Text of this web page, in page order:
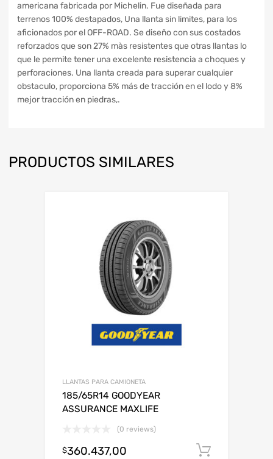
americana fabricada por Michelin. Fue diseñada para
terrenos 100% destapados, Una llanta sin limites, para los
aficionados por el OFF-ROAD. Se diseño con sus costados
reforzados que son 27% màs resistentes que otras llantas lo
que le permite tener una excelente resistencia a choques y
perforaciones. Una llanta creada para superar cualquier
obstaculo, proporciona 5% más de tracción en el lodo y 8%
mejor tracción en piedras,.
PRODUCTOS SIMILARES
LLANTAS PARA CAMIONETA
185/65R14 GOODYEAR
ASSURANCE MAXLIFE
(0 reviews)
$360.437,00